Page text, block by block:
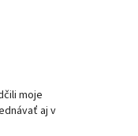
moje
aj v